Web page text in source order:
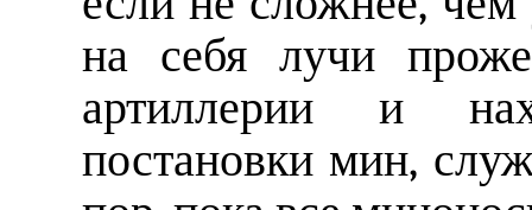
на себя лучи
артиллерии и
постановки мин,